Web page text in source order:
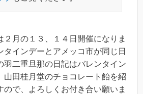
２月の１３、１４日開催になりま
タインデーとアメッコ市が同じ日
羽二重旦那の日記はバレンタイン
山田桂月堂のチョコレート飴を紹
ので、よろしくお付き合い願いま